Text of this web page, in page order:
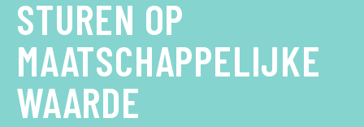
STUREN OP
MAATSCHAPPELIJKE
WAARDE